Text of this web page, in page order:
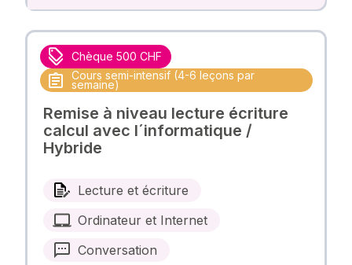
Chèque 500 CHF
Cours semi-intensif (4-6 leçons par
semaine)
Remise à niveau lecture écriture
calcul avec l´informatique /
Hybride
Lecture et écriture
Ordinateur et Internet
Conversation